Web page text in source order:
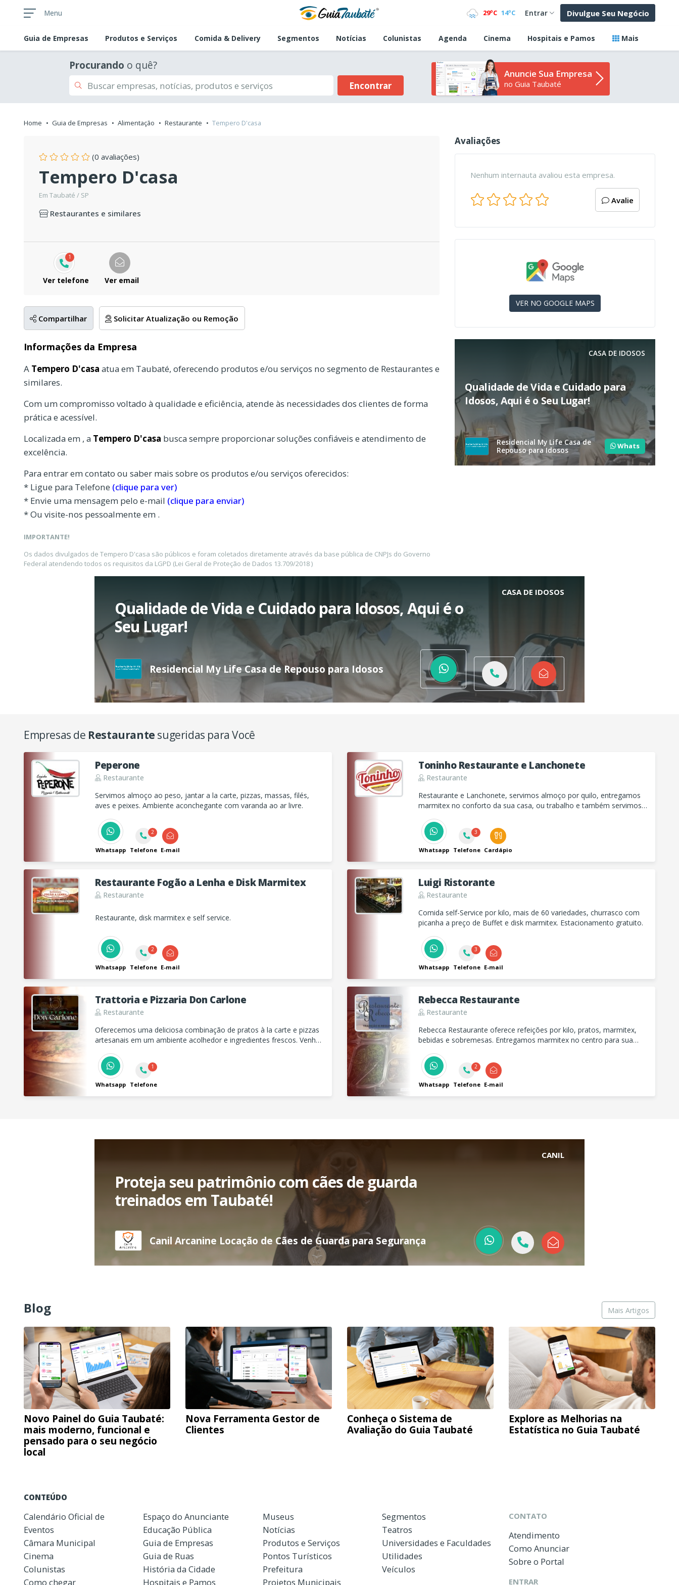
Menu 29ºC 14ºC Entrar Divulgue Seu Negócio
Guia de Empresas Produtos e Serviços Comida & Delivery Segmentos Notícias Colunistas Agenda Cinema Hospitais e Pamos Mais
Procurando o quê?
Encontrar
Anuncie Sua Empresa
no Guia Taubaté
Home Guia de Empresas Alimentação Restaurante Tempero D'casa
(0 avaliações)
Tempero D'casa
Em Taubaté / SP
Restaurantes e similares
1
Ver telefone Ver email
Compartilhar Solicitar Atualização ou Remoção
Informações da Empresa
A Tempero D'casa atua em Taubaté, oferecendo produtos e/ou serviços no segmento de Restaurantes e
similares.
Com um compromisso voltado à qualidade e eficiência, atende às necessidades dos clientes de forma
prática e acessível.
Localizada em , a Tempero D'casa busca sempre proporcionar soluções confiáveis e atendimento de
excelência.
Para entrar em contato ou saber mais sobre os produtos e/ou serviços oferecidos:
* Ligue para Telefone (clique para ver)
* Envie uma mensagem pelo e-mail (clique para enviar)
* Ou visite-nos pessoalmente em .
IMPORTANTE!
Os dados divulgados de Tempero D'casa são públicos e foram coletados diretamente através da base pública de CNPJs do Governo
Federal atendendo todos os requisitos da LGPD (Lei Geral de Proteção de Dados 13.709/2018 )
Avaliações
Nenhum internauta avaliou esta empresa.
Avalie
VER NO GOOGLE MAPS
CASA DE IDOSOS
Qualidade de Vida e Cuidado para
Idosos, Aqui é o Seu Lugar!
Residencial My Life Casa de
Repouso para Idosos
Whats
CASA DE IDOSOS
Qualidade de Vida e Cuidado para Idosos, Aqui é o
Seu Lugar!
Residencial My Life Casa de Repouso para Idosos
Empresas de Restaurante sugeridas para Você
Peperone
Restaurante
Servimos almoço ao peso, jantar a la carte, pizzas, massas, filés,
aves e peixes. Ambiente aconchegante com varanda ao ar livre.
Whatsapp
2
Telefone E-mail
Toninho Restaurante e Lanchonete
Restaurante
Restaurante e Lanchonete, servimos almoço por quilo, entregamos
marmitex no conforto da sua casa, ou trabalho e também servimos
Whatsapp
3
Telefone Cardápio
Restaurante Fogão a Lenha e Disk Marmitex
Restaurante
Restaurante, disk marmitex e self service.
Whatsapp
2
Telefone E-mail
Luigi Ristorante
Restaurante
Comida self-Service por kilo, mais de 60 variedades, churrasco com
picanha a preço de Buffet e disk marmitex. Estacionamento gratuito.
Whatsapp
3
Telefone E-mail
Trattoria e Pizzaria Don Carlone
Restaurante
Oferecemos uma deliciosa combinação de pratos à la carte e pizzas
artesanais em um ambiente acolhedor e ingredientes frescos. Venha
Whatsapp
1
Telefone
Rebecca Restaurante
Restaurante
Rebecca Restaurante oferece refeições por kilo, pratos, marmitex,
bebidas e sobremesas. Entregamos marmitex no centro para sua
Whatsapp
2
Telefone E-mail
CANIL
Proteja seu patrimônio com cães de guarda
treinados em Taubaté!
Canil Arcanine Locação de Cães de Guarda para Segurança
Blog Mais Artigos
Novo Painel do Guia Taubaté:
mais moderno, funcional e
pensado para o seu negócio
local
Nova Ferramenta Gestor de
Clientes
Conheça o Sistema de
Avaliação do Guia Taubaté
Explore as Melhorias na
Estatística no Guia Taubaté
CONTEÚDO
Calendário Oficial de
Eventos
Câmara Municipal
Cinema
Colunistas
Como chegar
Espaço do Anunciante
Educação Pública
Guia de Empresas
Guia de Ruas
História da Cidade
Hospitais e Pamos
Museus
Notícias
Produtos e Serviços
Pontos Turísticos
Prefeitura
Projetos Municipais
Segmentos
Teatros
Universidades e Faculdades
Utilidades
Veículos
CONTATO
Atendimento
Como Anunciar
Sobre o Portal
ENTRAR